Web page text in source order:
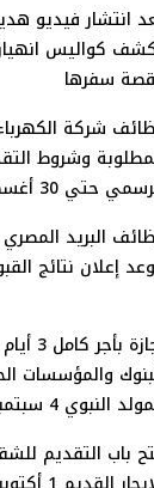
انتشار فيديو
كواليس
سفرها
وشروط
حتي 30 أغسطس
إعلان نتائج
إجازة
والمؤسسات
النبوي 4 سبتمبر
باب التقديم